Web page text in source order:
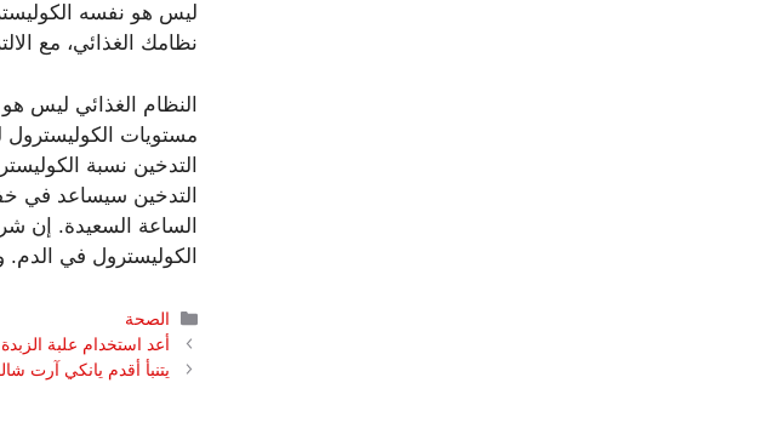
ليس هو نفسه
نظامك الغذائي، مع
النظام الغذائي ليس
التدخين سيساعد في
الساعة السعيدة. إن
الكوليسترول في
التصنيفات
الصحة
أعد استخدام علبة
يتنبأ أقدم يانكي آرت